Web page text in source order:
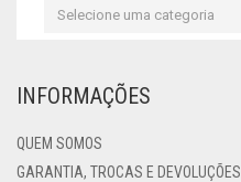
Selecione uma categoria
INFORMAÇÕES
QUEM SOMOS
GARANTIA, TROCAS E DEVOLUÇÕES